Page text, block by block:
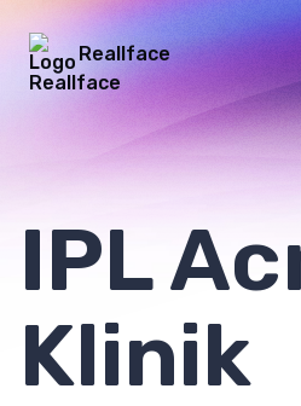
Reallface
IPL
Klinik